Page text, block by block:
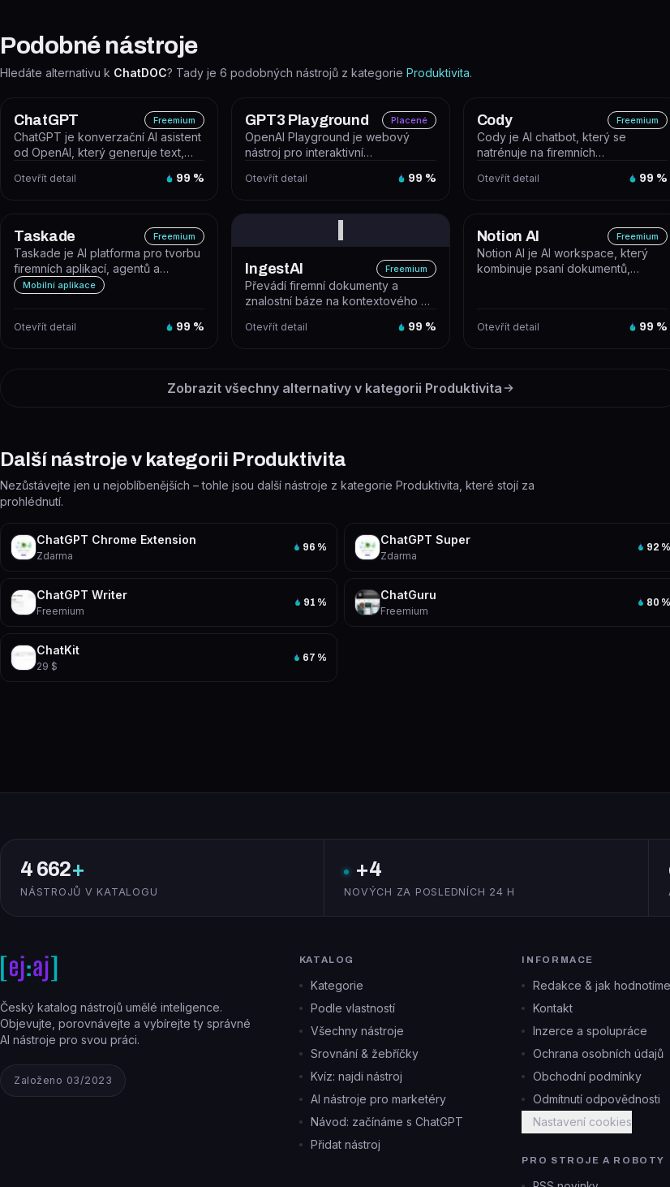
Podobné nástroje
Hledáte alternativu k ChatDOC? Tady je 6 podobných nástrojů z kategorie Produktivita.
ChatGPT Freemium
ChatGPT je konverzační AI asistent
od OpenAI, který generuje text,
Otevřít detail 99 %
GPT3 Playground Placené
OpenAI Playground je webový
nástroj pro interaktivní
(GPT-4o, GP...
Otevřít detail 99 %
Cody Freemium
Cody je AI chatbot, který se
natrénuje na firemních
zaměstnancům i zákazn...
Otevřít detail 99 %
Taskade Freemium
Taskade je AI platforma pro tvorbu
firemních aplikací, agentů a
automatizovaných workflow z jedi...
Mobilní aplikace
Otevřít detail 99 %
I
IngestAI Freemium
Převádí firemní dokumenty a
znalostní báze na kontextového AI
programování...
Otevřít detail 99 %
Notion AI Freemium
Notion AI je AI workspace, který
kombinuje psaní dokumentů,
Otevřít detail 99 %
Zobrazit všechny alternativy v kategorii Produktivita
Další nástroje v kategorii Produktivita
Nezůstávejte jen u nejoblíbenějších – tohle jsou další nástroje z kategorie Produktivita, které stojí za
prohlédnutí.
ChatGPT Chrome Extension
Zdarma
96 %
ChatGPT Super
Zdarma
92 %
ChatGPT Writer
Freemium
91 %
ChatGuru
Freemium
80 %
ChatKit
29 $
67 %
4 662+
NÁSTROJŮ V KATALOGU
+4
NOVÝCH ZA POSLEDNÍCH 24 H
Český katalog nástrojů umělé inteligence.
Objevujte, porovnávejte a vybírejte ty správné
AI nástroje pro svou práci.
Založeno 03/2023
KATALOG
Kategorie
Podle vlastností
Všechny nástroje
Srovnání & žebříčky
Kvíz: najdi nástroj
AI nástroje pro marketéry
Návod: začínáme s ChatGPT
Přidat nástroj
INFORMACE
Redakce & jak hodnotíme
Kontakt
Inzerce a spolupráce
Ochrana osobních údajů
Obchodní podmínky
Odmítnutí odpovědnosti
Nastavení cookies
PRO STROJE A ROBOTY